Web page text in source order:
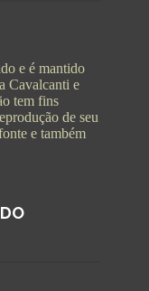
e é mantido
Cavalcanti e
tem fins
de seu
e também